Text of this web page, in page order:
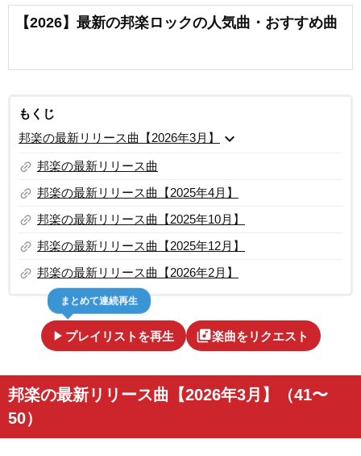
【2026】最新の邦楽ロックの人気曲・おすすめ曲
もくじ
邦楽の最新リリース曲【2026年3月】
expand_more
link 邦楽の最新リリース曲
link 邦楽の最新リリース曲【2025年4月】
link 邦楽の最新リリース曲【2025年10月】
link 邦楽の最新リリース曲【2025年12月】
link 邦楽の最新リリース曲【2026年2月】
play_arrow プレイリストを再生
まとめて連続再生
library_music楽曲をリクエスト
邦楽の最新リリース曲【2026年3月】（41〜
50）